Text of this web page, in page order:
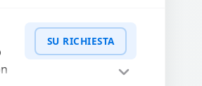
SU RICHIESTA